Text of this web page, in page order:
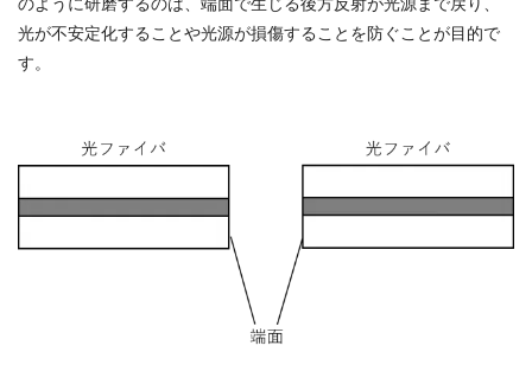
光が不安定化することや光源が損傷することを防ぐことが目的で
す。